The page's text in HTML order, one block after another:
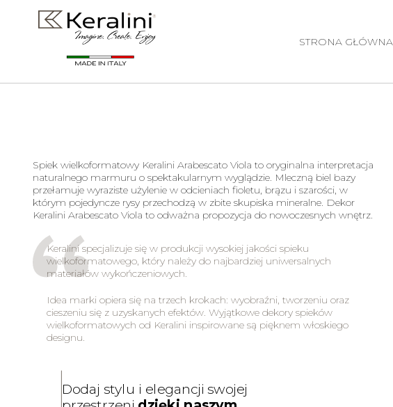
STRONA GŁÓWNA
Spiek wielkoformatowy Keralini Arabescato Violato oryginalna interpretacja
naturalnego marmuru o spektakularnym wyglądzie. Mleczną biel bazy
przełamuje wyraziste użylenie w odcieniach fioletu, brązu i szarości, w
którym pojedyncze rysy przechodzą w zbite skupiska mineralne. Dekor
Keralini Arabescato Viola to odważna propozycja do nowoczesnych wnętrz.
Keralini specjalizuje się w produkcji wysokiej jakości spieku
wielkoformatowego, który należy do najbardziej uniwersalnych
materiałów wykończeniowych.
Idea marki opiera się na trzech krokach: wyobraźni, tworzeniu oraz
cieszeniu się z uzyskanych efektów. Wyjątkowe dekory spieków
wielkoformatowych od Keralini inspirowane są pięknem włoskiego
designu.
Dodaj stylu i elegancji swojej